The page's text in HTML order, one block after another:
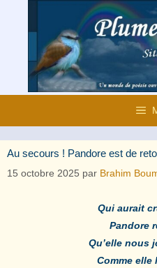
contenu
Au secours ! Pandore est de
15 octobre 2025 par Brahim
Qui aurait
Pandore
Qu’elle nous
Comme elle